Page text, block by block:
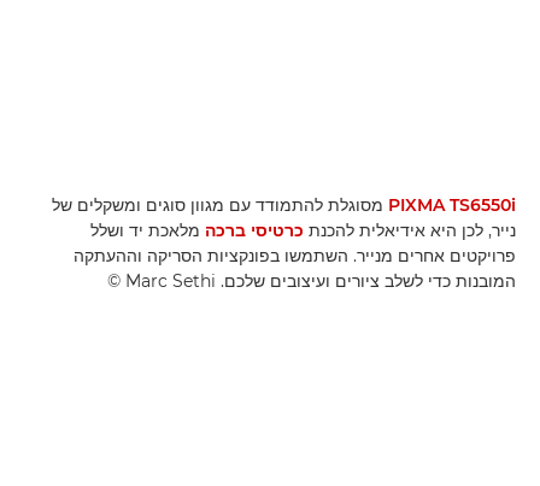
PIXMA TS6550i מסוגלת להתמודד עם מגוון סוגים ומשקלים של
נייר, לכן היא אידיאלית להכנת כרטיסי ברכה מלאכת יד ושלל
פרויקטים אחרים מנייר. השתמשו בפונקציות הסריקה וההעתקה
המובנות כדי לשלב ציורים ועיצובים שלכם. ‎© Marc Sethi